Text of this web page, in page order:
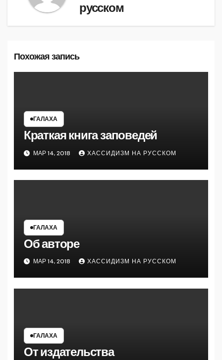
русском
Похожая запись
ГАЛАХА
Краткая книга заповедей
МАР 14, 2018 ХАССИДИЗМ НА РУССКОМ
ГАЛАХА
Об авторе
МАР 14, 2018 ХАССИДИЗМ НА РУССКОМ
ГАЛАХА
От издательства